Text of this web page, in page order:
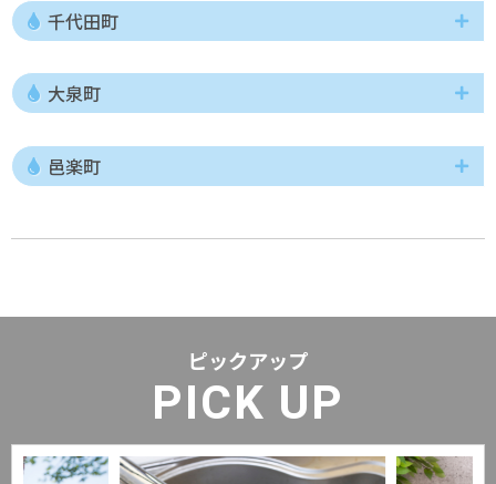
千代田町
大泉町
邑楽町
ピックアップ
PICK UP